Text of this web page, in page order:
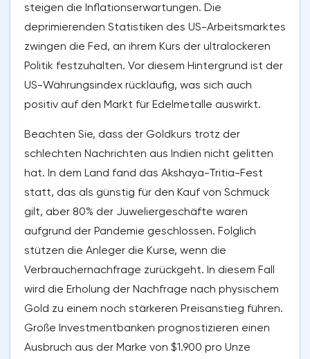
steigen die Inflationserwartungen. Die
deprimierenden Statistiken des US-Arbeitsmarktes
zwingen die Fed, an ihrem Kurs der ultralockeren
Politik festzuhalten. Vor diesem Hintergrund ist der
US-Währungsindex rückläufig, was sich auch
positiv auf den Markt für Edelmetalle auswirkt.
Beachten Sie, dass der Goldkurs trotz der
schlechten Nachrichten aus Indien nicht gelitten
hat. In dem Land fand das Akshaya-Tritia-Fest
statt, das als günstig für den Kauf von Schmuck
gilt, aber 80% der Juweliergeschäfte waren
aufgrund der Pandemie geschlossen. Folglich
stützen die Anleger die Kurse, wenn die
Verbrauchernachfrage zurückgeht. In diesem Fall
wird die Erholung der Nachfrage nach physischem
Gold zu einem noch stärkeren Preisanstieg führen.
Große Investmentbanken prognostizieren einen
Ausbruch aus der Marke von $1.900 pro Unze